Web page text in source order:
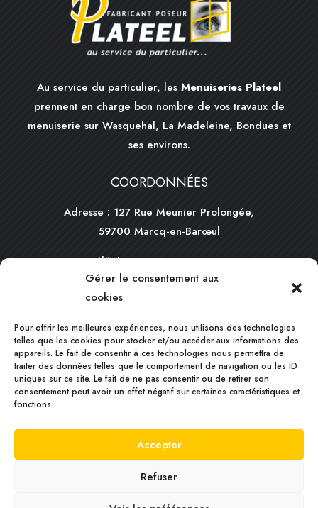
Gérer le consentement aux
cookies
Pour offrir les meilleures expériences, nous utilisons des technologies
telles que les cookies pour stocker et/ou accéder aux informations des
appareils. Le fait de consentir à ces technologies nous permettra de
traiter des données telles que le comportement de navigation ou les ID
uniques sur ce site. Le fait de ne pas consentir ou de retirer son
consentement peut avoir un effet négatif sur certaines caractéristiques et
fonctions.
Accepter
Refuser
Au service du particulier, les Menuiseries Plateel
prennent en charge bon nombre de vos travaux de
menuiserie sur Wasquehal, La Madeleine, Bondues et
ses environs.
COORDONNÉES
Adresse : 127 Rue Meunier Prolongée,
59700 Marcq-en-Barœul
Téléphone :03 20 98 05 33
Mail :
HORAIRES
Du lundi au vendredi :
9h00 – 12h00 / 14h00 – 17h00
Copyright ©2025 |Je-suis-Artisan.fr–Mentions
Politique de cookies